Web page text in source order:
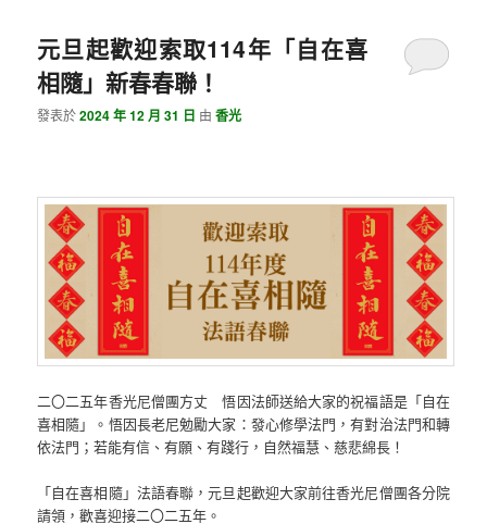
元旦起歡迎索取114年「自在喜
相隨」新春春聯！
發表於2024 年 12 月 31 日 由香光
二〇二五年香光尼僧團方丈 悟因法師送給大家的祝福語是「自在
喜相隨」。悟因長老尼勉勵大家：發心修學法門，有對治法門和轉
依法門；若能有信、有願、有踐行，自然福慧、慈悲綿長！
「自在喜相隨」法語春聯，元旦起歡迎大家前往香光尼僧團各分院
請領，歡喜迎接二〇二五年。